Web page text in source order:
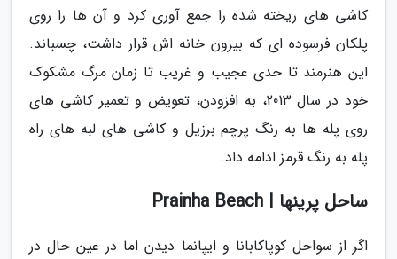
کاشی های ریخته شده را جمع آوری کرد و آن ها را روی
پلکان فرسوده ای که بیرون خانه اش قرار داشت، چسباند.
این هنرمند تا حدی عجیب و غریب تا زمان مرگ مشکوک
خود در سال 2013، به افزودن، تعویض و تعمیر کاشی های
روی پله ها به رنگ پرچم برزیل و کاشی های لبه های راه
پله به رنگ قرمز ادامه داد.
ساحل پرینها | Prainha Beach
اگر از سواحل کوپاکابانا و ایپانما دیدن اما در عین حال در